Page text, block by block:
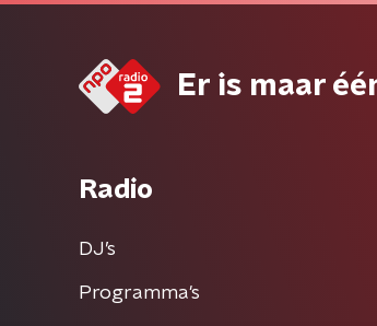
Er is maar
Radio
DJ’s
Programma's